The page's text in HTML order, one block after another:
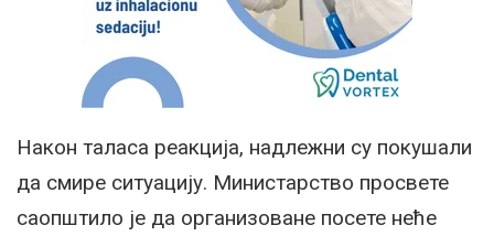
Након таласа реакција, надлежни су покушали
да смире ситуацију. Министарство просвете
саопштило је да организоване посете неће